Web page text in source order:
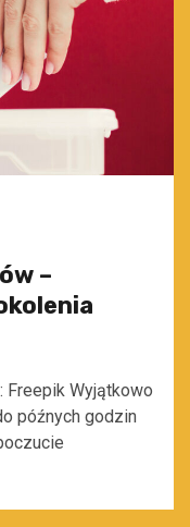
–
Freepik Wyjątkowo
późnych godzin